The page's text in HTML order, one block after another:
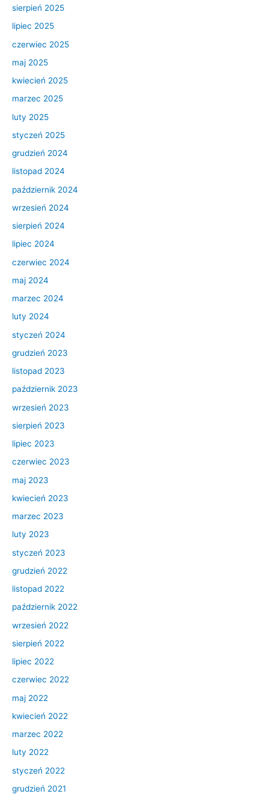
sierpień 2025
lipiec 2025
czerwiec 2025
maj 2025
kwiecień 2025
marzec 2025
luty 2025
styczeń 2025
grudzień 2024
listopad 2024
październik 2024
wrzesień 2024
sierpień 2024
lipiec 2024
czerwiec 2024
maj 2024
marzec 2024
luty 2024
styczeń 2024
grudzień 2023
listopad 2023
październik 2023
wrzesień 2023
sierpień 2023
lipiec 2023
czerwiec 2023
maj 2023
kwiecień 2023
marzec 2023
luty 2023
styczeń 2023
grudzień 2022
listopad 2022
październik 2022
wrzesień 2022
sierpień 2022
lipiec 2022
czerwiec 2022
maj 2022
kwiecień 2022
marzec 2022
luty 2022
styczeń 2022
grudzień 2021